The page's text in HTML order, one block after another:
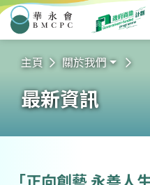
華永會
主頁 關於我們
最新資訊
「正向創藝 永善人